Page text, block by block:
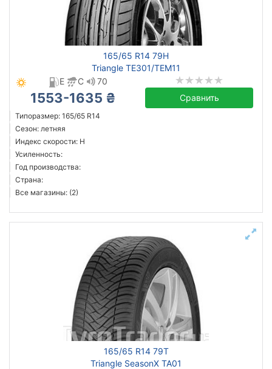
165/65 R14 79H
Triangle TE301/TEM11
E
C 70
1553-1635 ₴ Сравнить
Типоразмер: 165/65 R14
Сезон: летняя
Индекс скорости: H
Усиленность:
Год производства:
Страна:
Все магазины: (2)
165/65 R14 79T
Triangle SeasonX TA01